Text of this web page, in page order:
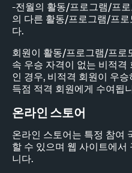
-전월의 활동/프로그램/프
의 다른 활동/프로그램/프
다.
회원이 활동/프로그램/프로
속 우승 자격이 없는 비적격
인 경우, 비적격 회원이 우
득점 적격 회원에게 수여됩
온라인 스토어
온라인 스토어는 특정 참여
할 수 있으며 웹 사이트에서
니다.